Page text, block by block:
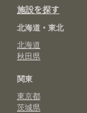
施設を探す
北海道・東北
北海道
秋田県
関東
東京都
茨城県